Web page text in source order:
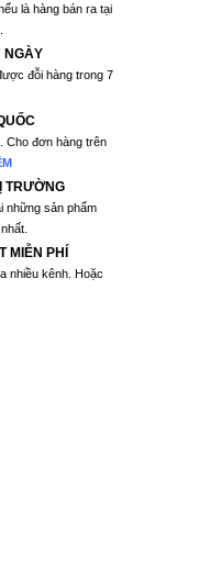
là hàng bán ra tại
NGÀY
đỗi hàng trong 7
Cho đơn hàng trên
TRƯỜNG
những sản phẩm
MIỄN PHÍ
nhiều kênh. Hoặc